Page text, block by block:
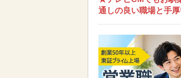
通しの良い職場と手